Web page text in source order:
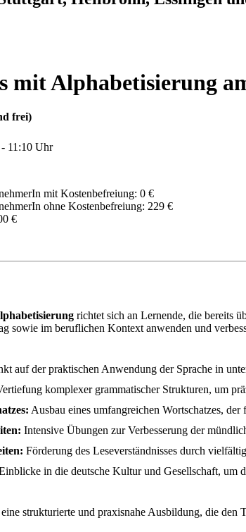
mit Alphabetisierung
frei)
11:10 Uhr
mit Kostenbefreiung: 0 €
ohne Kostenbefreiung: 229 €
€
richtet sich an Lernende, die bereits
sowie im beruflichen Kontext anwenden und
auf der praktischen Anwendung der Sprache in
komplexer grammatischer Strukturen, um
Ausbau eines umfangreichen Wortschatzes,
Intensive Übungen zur Verbesserung der
Förderung des Leseverständnisses durch
in die deutsche Kultur und Gesellschaft, um
strukturierte und praxisnahe Ausbildung, die den